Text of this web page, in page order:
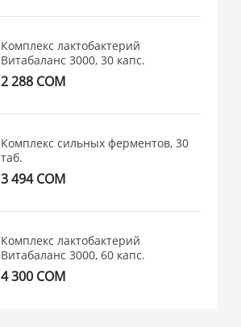
Комплекс лактобактерий
Витабаланс 3000, 30 капс.
2 288 СОМ
Комплекс сильных ферментов, 30
таб.
3 494 СОМ
Комплекс лактобактерий
Витабаланс 3000, 60 капс.
4 300 СОМ